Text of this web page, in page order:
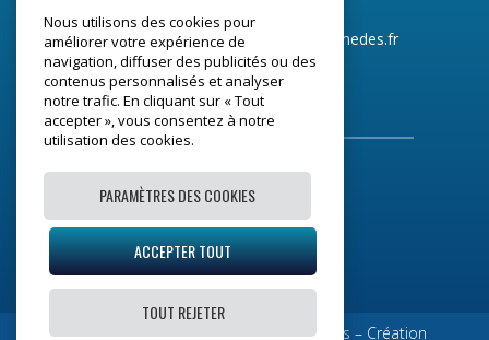
Tel :05 34 31 96 00Mail : contact@medes.fr
Restons connectés
Mentions légales
Plan du site
© Copyright 2023 – Tous droits réservés – Création
Nous utilisons des cookies pour
améliorer votre expérience de
navigation, diffuser des publicités ou des
contenus personnalisés et analyser
notre trafic. En cliquant sur « Tout
accepter », vous consentez à notre
utilisation des cookies.
PARAMÈTRES DES COOKIES
ACCEPTER TOUT
TOUT REJETER